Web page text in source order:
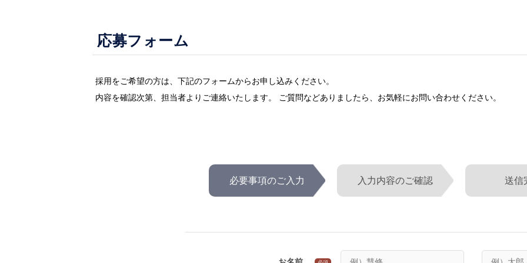
応募フォーム
採用をご希望の方は、下記のフォームからお申し込みください。
内容を確認次第、担当者よりご連絡いたします。 ご質問などありましたら、お気軽にお問い合わせください。
必要事項のご入力 入力内容のご確認 送信